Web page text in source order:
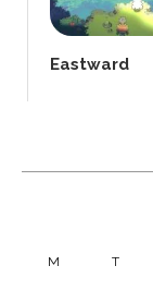
Eastward
M T